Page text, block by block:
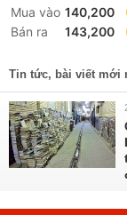
Mua vào 140,200
Bán ra
143,200
Tin tức, bài viết mới